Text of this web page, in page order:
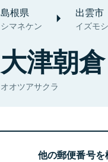
島根県
シマネケン
出雲市
イズモシ
大津朝倉
オオツアサクラ
他の郵便番号を